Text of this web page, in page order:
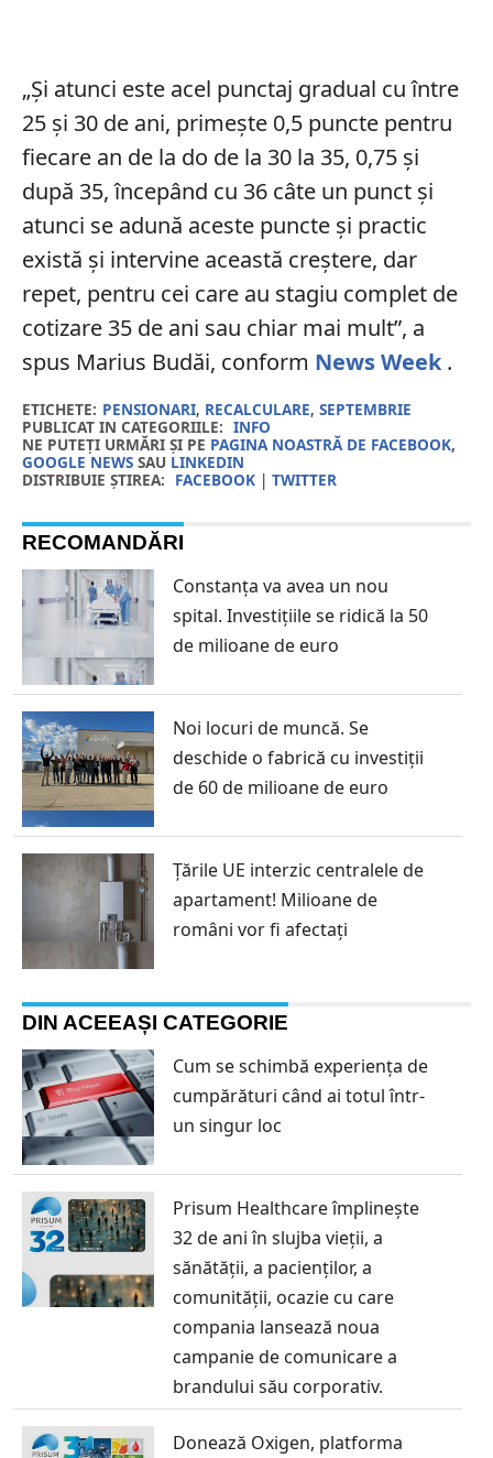
„Şi atunci este acel punctaj gradual cu între
25 și 30 de ani, primește 0,5 puncte pentru
fiecare an de la do de la 30 la 35, 0,75 şi
după 35, începând cu 36 câte un punct și
atunci se adună aceste puncte și practic
există și intervine această creștere, dar
repet, pentru cei care au stagiu complet de
cotizare 35 de ani sau chiar mai mult”, a
spus Marius Budăi, conform News Week.
ETICHETE: PENSIONARI, RECALCULARE, SEPTEMBRIE
PUBLICAT IN CATEGORIILE: INFO
NE PUTEȚI URMĂRI ȘI PE PAGINA NOASTRĂ DE FACEBOOK,
GOOGLE NEWSSAU LINKEDIN
DISTRIBUIE ȘTIREA: FACEBOOK| TWITTER
RECOMANDĂRI
Constanța va avea un nou
spital. Investițiile se ridică la 50
de milioane de euro
Noi locuri de muncă. Se
deschide o fabrică cu investiții
de 60 de milioane de euro
Ţările UE interzic centralele de
apartament! Milioane de
români vor fi afectați
DIN ACEEAȘI CATEGORIE
Cum se schimbă experiența de
cumpărături când ai totul într-
un singur loc
Prisum Healthcare împlinește
32 de ani în slujba vieții, a
sănătății, a pacienților, a
comunității, ocazie cu care
compania lansează noua
campanie de comunicare a
brandului său corporativ.
Donează Oxigen, platforma